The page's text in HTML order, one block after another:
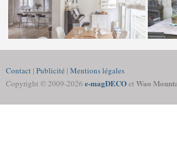
Contact | Publicité | Mentions légales
Copyright © 2009-2026 e-magDECOet Wao